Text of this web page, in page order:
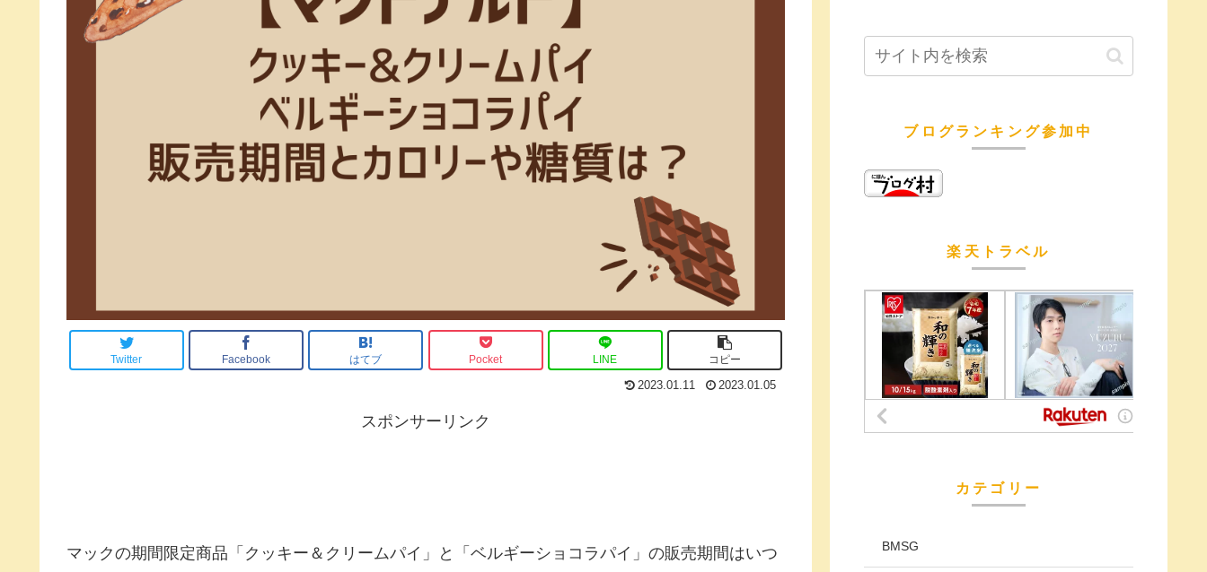
Twitter Facebook はてブ Pocket LINE コピー
2023.01.11 2023.01.05
スポンサーリンク
マックの期間限定商品「クッキー＆クリームパイ」と「ベルギーショコラパイ」の販売期間はいつ
ブログランキング参加中
楽天トラベル
カテゴリー
BMSG